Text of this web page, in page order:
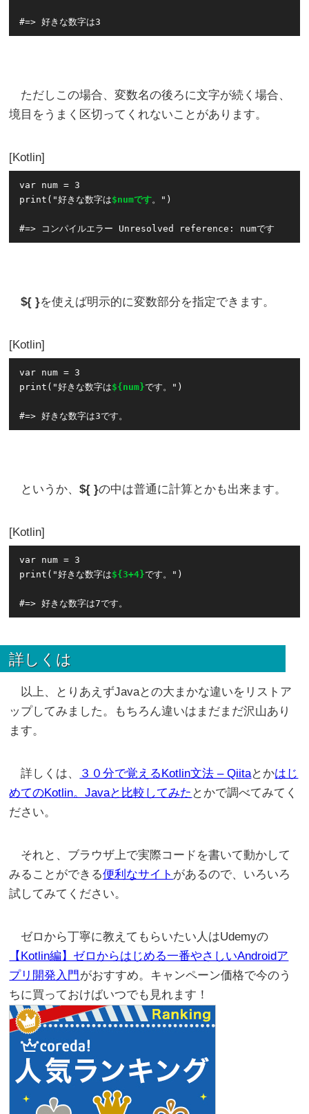
ただしこの場合、変数名の後ろに文字が続く場合、
境目をうまく区切ってくれないことがあります。
Kotlin
var num = 3
print("好きな数字は$numです。")
${ }を使えば明示的に変数部分を指定できます。
Kotlin
var num = 3
print("好きな数字は${num}です。")
というか、${ }の中は普通に計算とかも出来ます。
Kotlin
var num = 3
print("好きな数字は${3+4}です。")
詳しくは
以上、とりあえずJavaとの大まかな違いをリストア
ップしてみました。もちろん違いはまだまだ沢山あり
ます。
詳しくは、 ３０分で覚えるKotlin文法 – Qiitaとかはじ
めてのKotlin。Javaと比較してみた とかで調べてみてく
ださい。
それと、ブラウザ上で実際コードを書いて動かして
みることができる便利なサイト があるので、いろいろ
試してみてください。
ゼロから丁寧に教えてもらいたい人はUdemyの
【Kotlin編】ゼロからはじめる一番やさしいAndroidア
プリ開発入門 がおすすめ。キャンペーン価格で今のう
ちに買っておけばいつでも見れます！